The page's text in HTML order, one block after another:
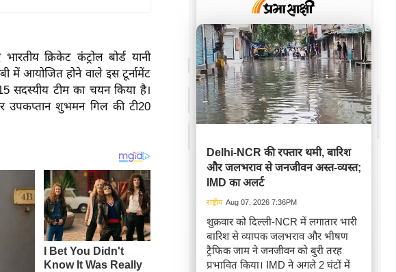
क्रिकेट कंट्रोल बोर्ड यानी
में आयोजित होने वाले इस टूर्नामेंट
सदस्यीय टीम का चयन किया है।
उपकप्तान शुभमन गिल की टी20
Delhi-NCR की रफ्तार थमी, बारिश
और जलभराव से जनजीवन अस्त-व्यस्त;
IMD का अलर्ट
राष्ट्रीय Aug 07, 2026 7:36PM
शुक्रवार को दिल्ली-NCR में लगातार भारी
बारिश से व्यापक जलभराव और भीषण
ट्रैफिक जाम ने जनजीवन को बुरी तरह
प्रभावित किया। IMD ने अगले 2 घंटों में